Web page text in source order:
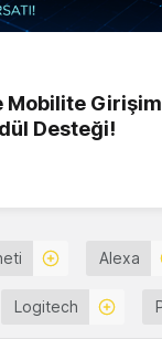
Mobilite
Desteği!
Alexa
Logitech